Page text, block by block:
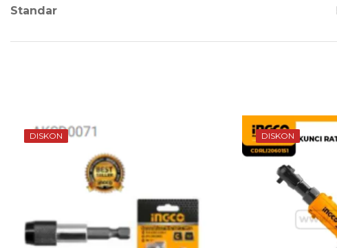
Standar
DISKON DISKON